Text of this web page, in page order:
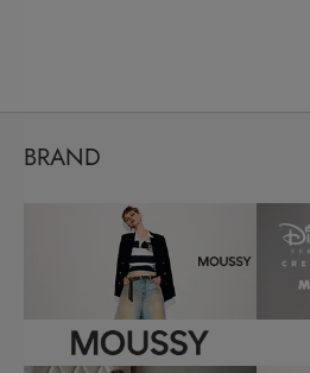
BRAND